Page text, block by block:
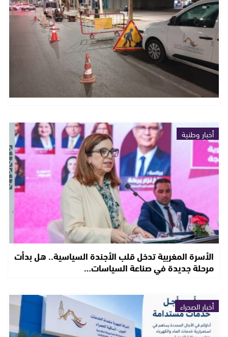
أخبار وطنية
الأسرة المغربية تدخل قلب الأجندة السياسية.. هل بدأت
مرحلة جديدة في صناعة السياسات…
أخبار الصحراء